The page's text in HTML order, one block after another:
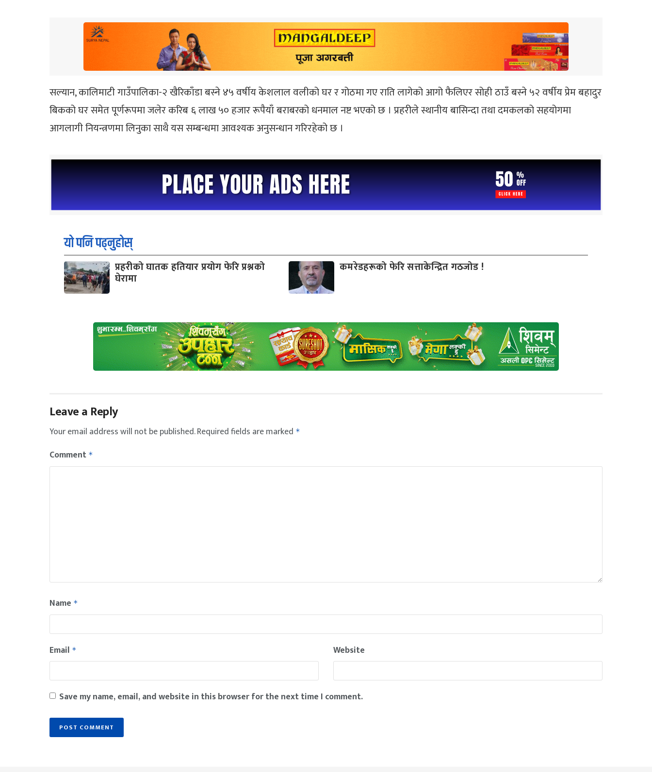
सल्यान, कालिमाटी गाउँपालिका-२ खैरिकाँडा बस्ने ४५ वर्षीय केशलाल वलीको घर र गोठमा गए राति लागेको आगो फैलिएर सोही ठाउँ बस्ने ५२ वर्षीय प्रेम बहादुर
बिकको घर समेत पूर्णरूपमा जलेर करिब ६ लाख ५० हजार रूपैयाँ बराबरको धनमाल नष्ट भएको छ । प्रहरीले स्थानीय बासिन्दा तथा दमकलको सहयोगमा
आगलागी नियन्त्रणमा लिनुका साथै यस सम्बन्धमा आवश्यक अनुसन्धान गरिरहेको छ ।
यो पनि पढ्नुहोस्
प्रहरीको घातक हतियार प्रयोग फेरि प्रश्नको
घेरामा
कमरेडहरूको फेरि सत्ताकेन्द्रित गठजोड !
Leave a Reply
Your email address will not be published.Required fields are marked *
Comment *
Name *
Email * Website
Save my name, email, and website in this browser for the next time I comment.